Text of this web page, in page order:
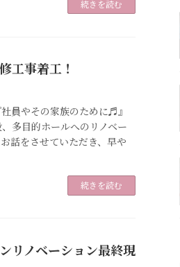
続きを読む
工事着工！
員やその家族のために♬』
多目的ホールへのリノベー
話をさせていただき、早や
続きを読む
リノベーション最終現